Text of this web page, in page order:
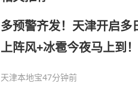
多预警齐发！天津开启
上阵风+冰雹今夜马上到！
天津本地宝47分钟前